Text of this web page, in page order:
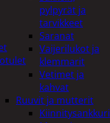
pylpyrät ja
tarvikkeet
Saranat
Vaijerilukot ja
klemmarit
Vetimet ja
kahvat
Ruuvit ja mutterit